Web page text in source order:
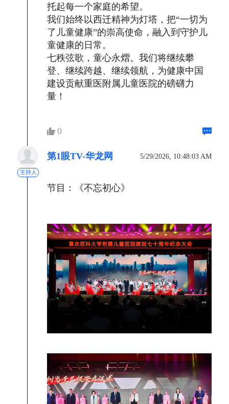
托起每一个家庭的希望。
我们始终以西迁精神为灯塔，把“一切为
了儿童健康”的崇高使命，融入到守护儿
童健康的日常。
七秩弦歌，童心永熠。我们将继续攀
登、继续跨越、继续领航，为健康中国
建设贡献重医附属儿童医院的磅礴力
量！
0
主持人
第1眼TV-华龙网 5/29/2026, 10:48:03 AM
节目：《不忘初心》